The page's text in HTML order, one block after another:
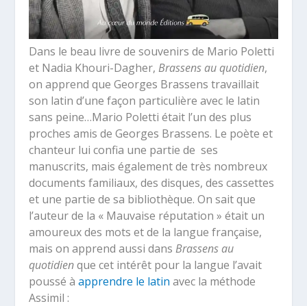
Dans le beau livre de souvenirs de Mario Poletti
et Nadia Khouri-Dagher,Brassens au quotidien,
on apprend que Georges Brassens travaillait
son latin d’une façon particulière avec le latin
sans peine…Mario Poletti était l’un des plus
proches amis de Georges Brassens. Le poète et
chanteur lui confia une partie de ses
manuscrits, mais également de très nombreux
documents familiaux, des disques, des cassettes
et une partie de sa bibliothèque. On sait que
l’auteur de la « Mauvaise réputation » était un
amoureux des mots et de la langue française,
mais on apprend aussi dansBrassens au
quotidienque cet intérêt pour la langue l’avait
poussé àapprendre le latin avec la méthode
Assimil :